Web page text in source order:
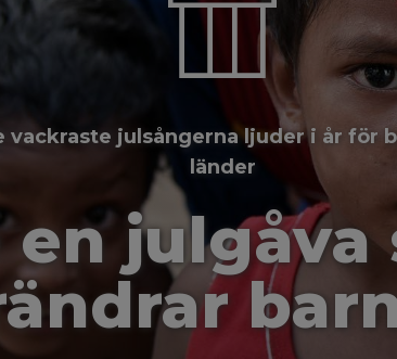
vackraste julsångerna ljuder i år för
länder
en julgåva